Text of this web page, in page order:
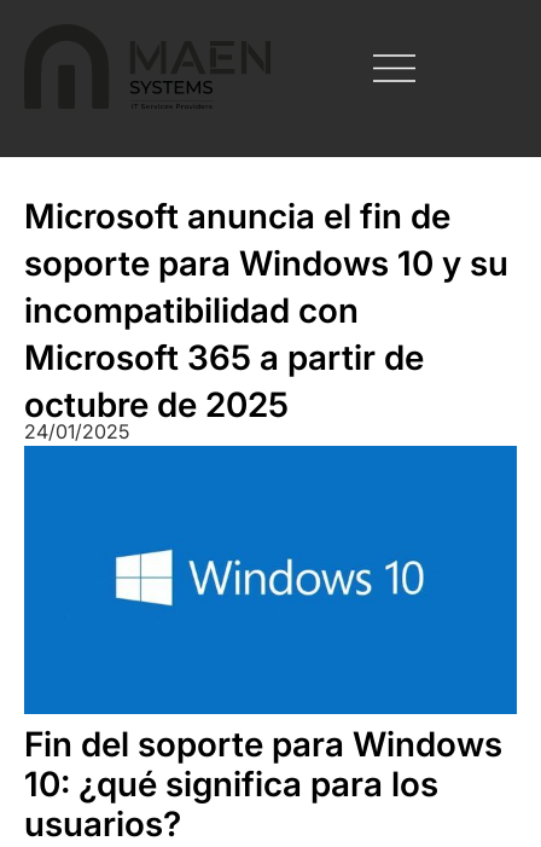
Microsoft anuncia el fin de
soporte para Windows 10 y su
incompatibilidad con
Microsoft 365 a partir de
octubre de 2025
24/01/2025
Fin del soporte para Windows
10: ¿qué significa para los
usuarios?